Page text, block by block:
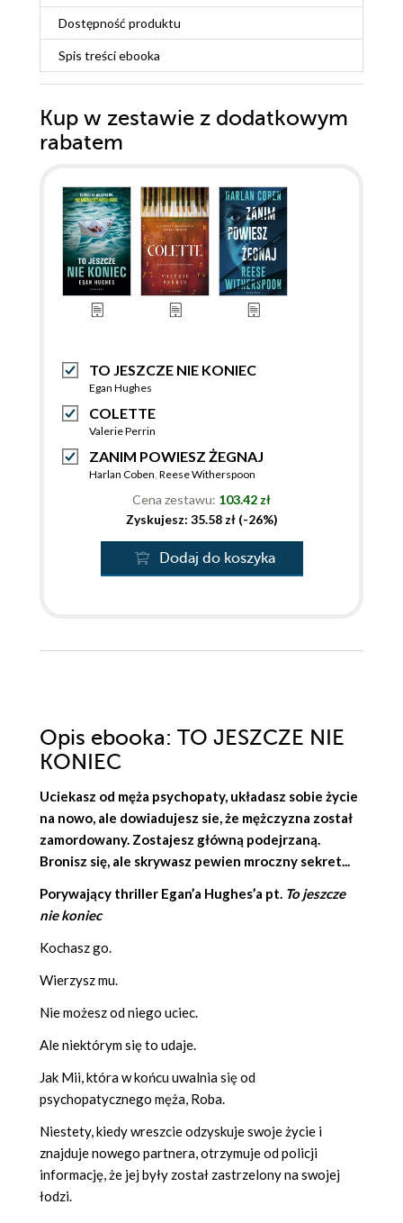
Dostępność produktu
Spis treściebooka
Kup w zestawie z dodatkowym
rabatem
TO JESZCZE NIE KONIEC
Egan Hughes
COLETTE
Valerie Perrin
ZANIM POWIESZ ŻEGNAJ
Harlan Coben, Reese Witherspoon
Cena zestawu: 103.42 zł
Zyskujesz: 35.58 zł (-26%)
Dodaj do koszyka
Opis ebooka: TO JESZCZE NIE
KONIEC
Uciekasz od męża psychopaty, układasz sobie życie
na nowo, ale dowiadujesz sie, że mężczyzna został
zamordowany. Zostajesz główną podejrzaną.
Bronisz się, ale skrywasz pewien mroczny sekret...
Porywający thriller Egan’a Hughes’a pt. To jeszcze
nie koniec
Kochasz go.
Wierzysz mu.
Nie możesz od niego uciec.
Ale niektórym się to udaje.
Jak Mii, która w końcu uwalnia się od
psychopatycznego męża, Roba.
Niestety, kiedy wreszcie odzyskuje swoje życie i
znajduje nowego partnera, otrzymuje od policji
informację, że jej były został zastrzelony na swojej
łodzi.